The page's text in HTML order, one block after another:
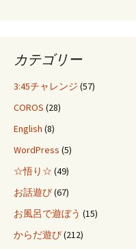
カテゴリー
3:45チャレンジ (57)
COROS (28)
English (8)
WordPress (5)
☆悟り☆ (49)
お話遊び(67)
お風呂で遊ぼう (15)
からだ遊び(212)